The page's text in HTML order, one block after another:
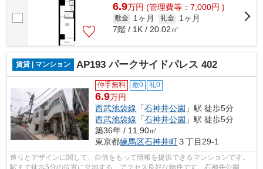
6.9万円 (管理費等：7,000円 )
敷金 1ヶ月 礼金
1ヶ月
7階 / 1K / 20.02㎡
賃貸 | マンション AP193 パークサイドパレス 402
仲手無料 敷0 礼0
6.9万円
西武池袋線 「石神井公園 」駅 徒歩5分
西武池袋線 「石神井公園 」駅 徒歩5分
築36年 / 11.90㎡
東京都練馬区石神井町３丁目29-1
造りとデザインに関して、自信をもって情報を提供できるマンションです。